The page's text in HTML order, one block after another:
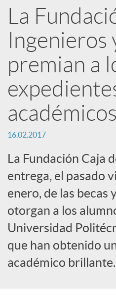
n
R
e
d
e
s
S
o
La
Ingenieros
premian a
académicos
16.02.2017
La Fundación Caja
entrega, el pasado
enero, de las becas
otorgan a los
Universidad
que han obtenido
académico brillante.